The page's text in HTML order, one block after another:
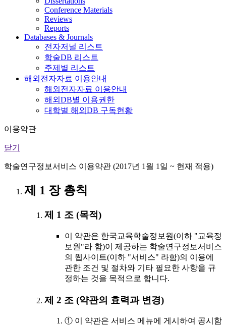
Conference Materials
Reviews
Reports
Databases & Journals
전자저널 리스트
학술DB 리스트
주제별 리스트
해외전자자료 이용안내
해외전자자료 이용안내
해외DB별 이용권한
대학별 해외DB 구독현황
이용약관
닫기
학술연구정보서비스 이용약관 (2017년 1월 1일 ~ 현재 적용)
제 1 장 총칙
제 1 조 (목적)
이 약관은 한국교육학술정보원(이하 "교육정
보원"라 함)이 제공하는 학술연구정보서비스
의 웹사이트(이하 "서비스" 라함)의 이용에
관한 조건 및 절차와 기타 필요한 사항을 규
정하는 것을 목적으로 합니다.
제 2 조 (약관의 효력과 변경)
① 이 약관은 서비스 메뉴에 게시하여 공시함